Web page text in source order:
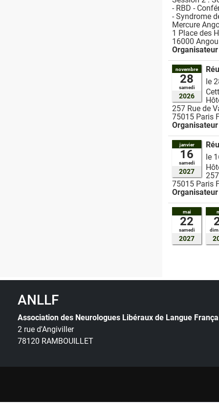
- RBD -
- Syndrome
Mercure
1 Place des
16000
novembre
28
samedi
2026
le
257 Rue de
75015 Paris
janvier
16
samedi
2027
le
75015 Paris
mai
22
samedi
2027
ANLLF
Association des Neurologues Libéraux de Langue
2 rue d'Angiviller
78120 RAMBOUILLET